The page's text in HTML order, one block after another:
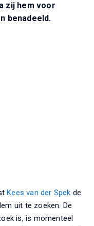
zij hem voor
benadeeld.
Kees van der Spek de
uit te zoeken. De
is, is momenteel